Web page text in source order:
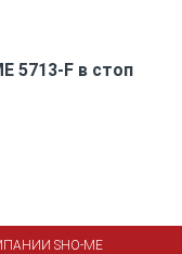
5713-F в стоп
SHO-ME